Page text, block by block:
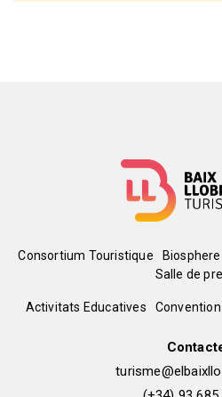
Menú
del
Consortium Touristique Biosphere
Salle de
Peu
Activitats Educatives